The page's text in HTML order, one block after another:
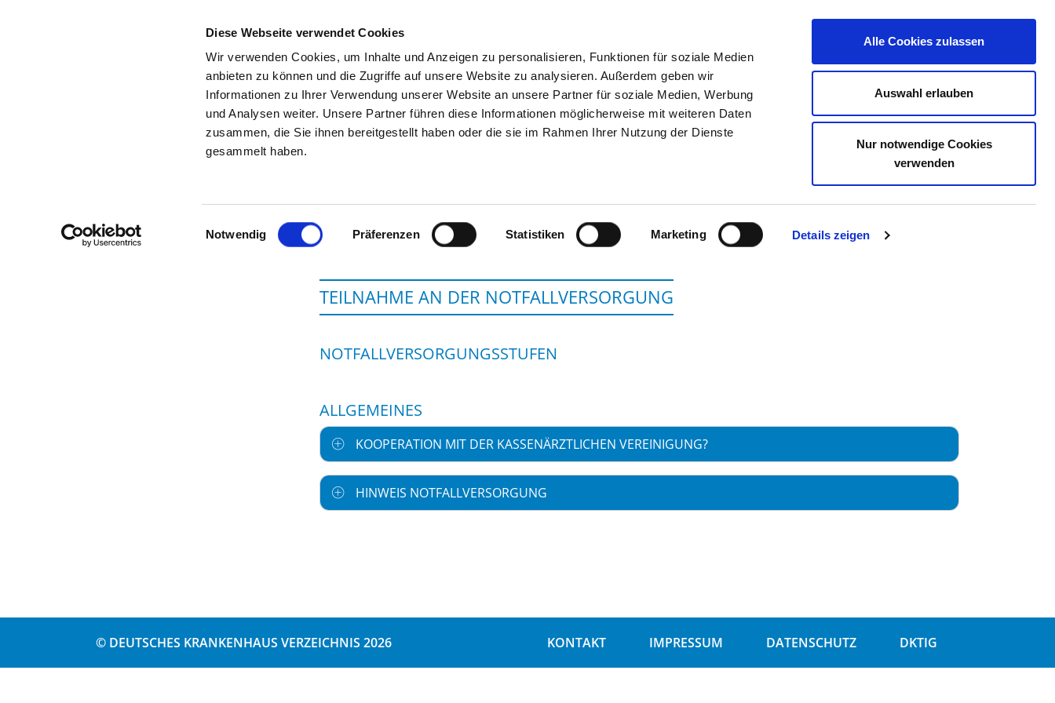
Diese Webseite verwendet Cookies
Wir verwenden Cookies, um Inhalte und Anzeigen zu personalisieren, Funktionen für soziale Medien
anbieten zu können und die Zugriffe auf unsere Website zu analysieren. Außerdem geben wir
Informationen zu Ihrer Verwendung unserer Website an unsere Partner für soziale Medien, Werbung
und Analysen weiter. Unsere Partner führen diese Informationen möglicherweise mit weiteren Daten
zusammen, die Sie ihnen bereitgestellt haben oder die sie im Rahmen Ihrer Nutzung der Dienste
gesammelt haben.
Einwilligungsauswahl
Notwendig Präferenzen Statistiken Marketing Details zeigen
Alle Cookies zulassen
Auswahl erlauben
Nur notwendige Cookies
verwenden
SUCHEN TIPPS & HILFE DAS DKV STELLENBÖRSE KONTAKT IHRE MEINUNG
Zur Krankenhaus-Startseite
TEILNAHME AN DER NOTFALLVERSORGUNG
NOTFALLVERSORGUNGSSTUFEN
ALLGEMEINES
KOOPERATION MIT DER KASSENÄRZTLICHEN VEREINIGUNG?
HINWEIS NOTFALLVERSORGUNG
© DEUTSCHES KRANKENHAUS VERZEICHNIS 2026 KONTAKT IMPRESSUM DATENSCHUTZ DKTIG